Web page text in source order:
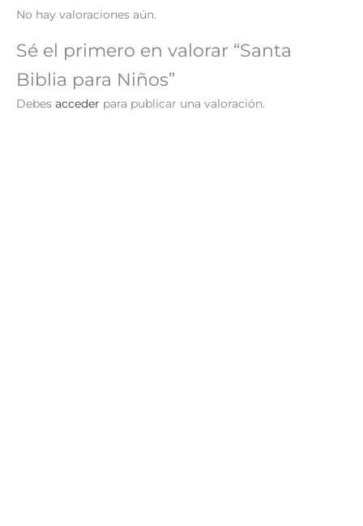
No hay valoraciones aún.
Sé el primero en valorar “Santa
Biblia para Niños”
Debes acceder para publicar una valoración.